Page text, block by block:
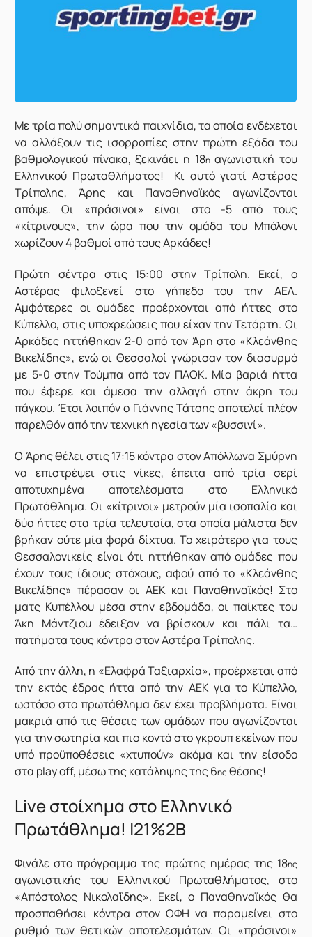
Με τρία πολύ σημαντικά παιχνίδια, τα οποία ενδέχεται
να αλλάξουν τις ισορροπίες στην πρώτη εξάδα του
βαθμολογικού πίνακα, ξεκινάει η 18ηαγωνιστική του
Ελληνικού Πρωταθλήματος! Κι αυτό γιατί Αστέρας
Τρίπολης, Άρης και Παναθηναϊκός αγωνίζονται
απόψε. Οι «πράσινοι» είναι στο -5 από τους
«κίτρινους», την ώρα που την ομάδα του Μπόλονι
χωρίζουν 4 βαθμοί από τους Αρκάδες!
Πρώτη σέντρα στις 15:00 στην Τρίπολη. Εκεί, ο
Αστέρας φιλοξενεί στο γήπεδο του την ΑΕΛ.
Αμφότερες οι ομάδες προέρχονται από ήττες στο
Κύπελλο, στις υποχρεώσεις που είχαν την Τετάρτη. Οι
Αρκάδες ηττήθηκαν 2-0 από τον Άρη στο «Κλεάνθης
Βικελίδης», ενώ οι Θεσσαλοί γνώρισαν τον διασυρμό
με 5-0 στην Τούμπα από τον ΠΑΟΚ. Μία βαριά ήττα
που έφερε και άμεσα την αλλαγή στην άκρη του
πάγκου. Έτσι λοιπόν ο Γιάννης Τάτσης αποτελεί πλέον
παρελθόν από την τεχνική ηγεσία των «βυσσινί».
Ο Άρης θέλει στις 17:15 κόντρα στον Απόλλωνα Σμύρνη
να επιστρέψει στις νίκες, έπειτα από τρία σερί
αποτυχημένα αποτελέσματα στο Ελληνικό
Πρωτάθλημα. Οι «κίτρινοι» μετρούν μία ισοπαλία και
δύο ήττες στα τρία τελευταία, στα οποία μάλιστα δεν
βρήκαν ούτε μία φορά δίχτυα. Το χειρότερο για τους
Θεσσαλονικείς είναι ότι ηττήθηκαν από ομάδες που
έχουν τους ίδιους στόχους, αφού από το «Κλεάνθης
Βικελίδης» πέρασαν οι ΑΕΚ και Παναθηναϊκός! Στο
ματς Κυπέλλου μέσα στην εβδομάδα, οι παίκτες του
Άκη Μάντζιου έδειξαν να βρίσκουν και πάλι τα…
πατήματα τους κόντρα στον Αστέρα Τρίπολης.
Από την άλλη, η «Ελαφρά Ταξιαρχία», προέρχεται από
την εκτός έδρας ήττα από την ΑΕΚ για το Κύπελλο,
ωστόσο στο πρωτάθλημα δεν έχει προβλήματα. Είναι
μακριά από τις θέσεις των ομάδων που αγωνίζονται
για την σωτηρία και πιο κοντά στο γκρουπ εκείνων που
υπό προϋποθέσεις «χτυπούν» ακόμα και την είσοδο
στα play off, μέσω της κατάληψης της 6ης θέσης!
Live στοίχημα στο Ελληνικό
Πρωτάθλημα! |21%2B
Φινάλε στο πρόγραμμα της πρώτης ημέρας της 18ης
αγωνιστικής του Ελληνικού Πρωταθλήματος, στο
«Απόστολος Νικολαΐδης». Εκεί, ο Παναθηναϊκός θα
προσπαθήσει κόντρα στον ΟΦΗ να παραμείνει στο
ρυθμό των θετικών αποτελεσμάτων. Οι «πράσινοι»